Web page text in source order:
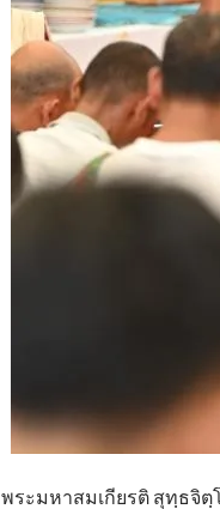
พระมหาสมเกียรติ สุทฺธจิตฺ